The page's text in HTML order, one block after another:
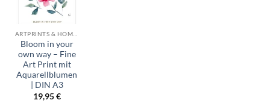
ARTPRINTS & HOME ALLE PRODUKTE
Bloom in your
own way – Fine
Art Print mit
Aquarellblumen
| DIN A3
19,95€